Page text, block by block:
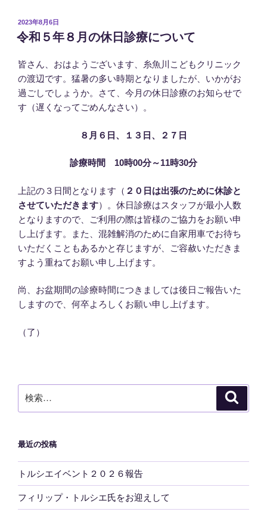
投
稿
日:
2023年8月6日
令和５年８月の休日診療について
皆さん、おはようございます、糸魚川こどもクリニック
の渡辺です。猛暑の多い時期となりましたが、いかがお
過ごしでしょうか。さて、今月の休日診療のお知らせで
す（遅くなってごめんなさい）。
８月６日、１３日、２７日
診療時間 10時00分～11時30分
上記の３日間となります（ ２０日は出張のために休診と
させていただきます）。休日診療はスタッフが最小人数
となりますので、ご利用の際は皆様のご協力をお願い申
し上げます。また、混雑解消のために自家用車でお待ち
いただくこともあるかと存じますが、ご容赦いただきま
すよう重ねてお願い申し上げます。
尚、お盆期間の診療時間につきましては後日ご報告いた
しますので、何卒よろしくお願い申し上げます。
（了）
索:
最近の投稿
トルシエイベント２０２６報告
フィリップ・トルシエ氏をお迎えして